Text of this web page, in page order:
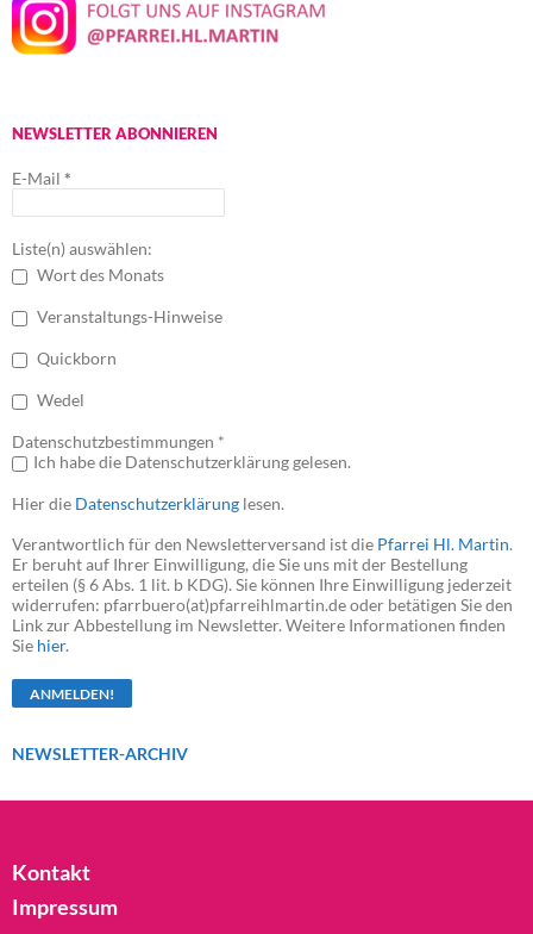
NEWSLETTER ABONNIEREN
E-Mail *
Liste(n) auswählen:
Wort des Monats
Veranstaltungs-Hinweise
Quickborn
Wedel
Datenschutzbestimmungen *
Ich habe die Datenschutzerklärung gelesen.
Hier die Datenschutzerklärung lesen.
Verantwortlich für den Newsletterversand ist die Pfarrei Hl. Martin.
Er beruht auf Ihrer Einwilligung, die Sie uns mit der Bestellung
erteilen (§ 6 Abs. 1 lit. b KDG). Sie können Ihre Einwilligung jederzeit
widerrufen: pfarrbuero(at)pfarreihlmartin.de oder betätigen Sie den
Link zur Abbestellung im Newsletter. Weitere Informationen finden
Sie hier.
NEWSLETTER-ARCHIV
Kontakt
Impressum